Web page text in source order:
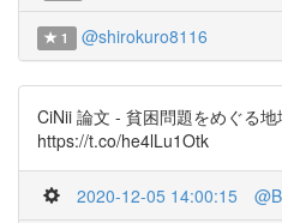
1 @shirokuro8116
CiNii 論文 - 貧困問題をめぐる
https://t.co/he4lLu1Otk
2020-12-05 14:00:15